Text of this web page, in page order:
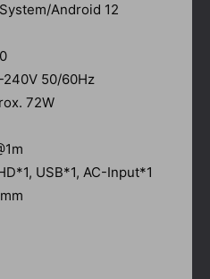
Android 12
240V 50/60Hz
72W
USB*1, AC-Input*1